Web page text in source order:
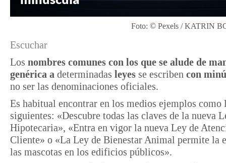
Foto: © Pexels / KATRIN
Escuchar
Los nombres comunes con los que se alude de
genérica a determinadas leyes se escriben con
no ser las denominaciones oficiales.
Es habitual encontrar en los medios ejemplos como
siguientes: «Descubre todas las claves de la nueva
Hipotecaria», «Entra en vigor la nueva Ley de
Cliente» o «La Ley de Bienestar Animal permite la
las mascotas en los edificios públicos».